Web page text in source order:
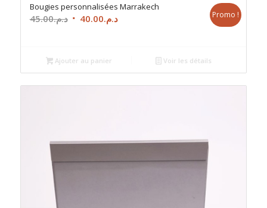
Bougies personnalisées Marrakech
د.م.45.00
Le
était :
د.م.45.00.
د.م.40.00
Le
د.م.40.00.
Promo !
Ajouter au panier Voir les détails